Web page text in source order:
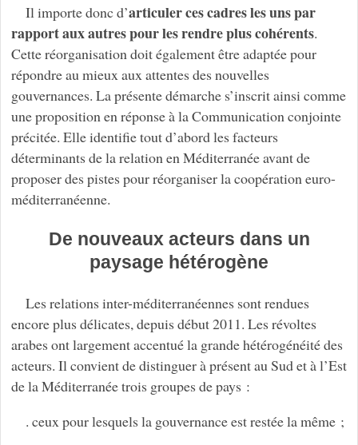
Il importe donc d’articuler ces cadres les uns par
rapport aux autres pour les rendre plus cohérents.
Cette réorganisation doit également être adaptée pour
répondre au mieux aux attentes des nouvelles
gouvernances. La présente démarche s’inscrit ainsi comme
une proposition en réponse à la Communication conjointe
précitée. Elle identifie tout d’abord les facteurs
déterminants de la relation en Méditerranée avant de
proposer des pistes pour réorganiser la coopération euro-
méditerranéenne.
De nouveaux acteurs dans un
paysage hétérogène
Les relations inter-méditerranéennes sont rendues
encore plus délicates, depuis début 2011. Les révoltes
arabes ont largement accentué la grande hétérogénéité des
acteurs. Il convient de distinguer à présent au Sud et à l’Est
de la Méditerranée trois groupes de pays :
. ceux pour lesquels la gouvernance est restée la même ;